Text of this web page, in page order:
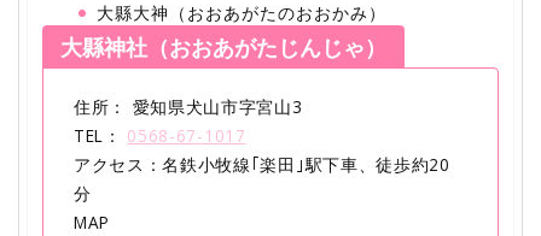
大縣大神（おおあがたのおおかみ）
大縣神社（おおあがたじんじゃ）
住所： 愛知県犬山市字宮山3
TEL： 0568-67-1017
アクセス：名鉄小牧線｢楽田｣駅下車、徒歩約20
分
MAP